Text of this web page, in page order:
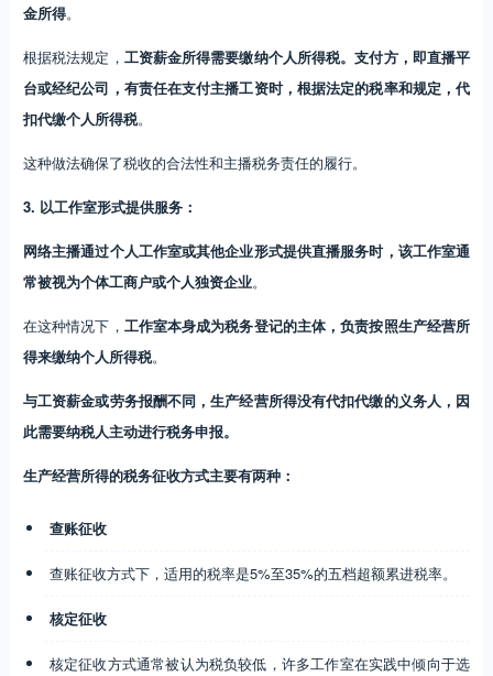
金所得。
根据税法规定， 工资薪金所得需要缴纳个人所得税。支付方，即直播平
台或经纪公司，有责任在支付主播工资时，根据法定的税率和规定，代
扣代缴个人所得税。
这种做法确保了税收的合法性和主播税务责任的履行。
3. 以工作室形式提供服务：
网络主播通过个人工作室或其他企业形式提供直播服务时，该工作室通
常被视为个体工商户或个人独资企业。
在这种情况下， 工作室本身成为税务登记的主体，负责按照生产经营所
得来缴纳个人所得税。
与工资薪金或劳务报酬不同，生产经营所得没有代扣代缴的义务人，因
此需要纳税人主动进行税务申报。
生产经营所得的税务征收方式主要有两种：
查账征收
查账征收方式下，适用的税率是5%至35%的五档超额累进税率。
核定征收
核定征收方式通常被认为税负较低，许多工作室在实践中倾向于选